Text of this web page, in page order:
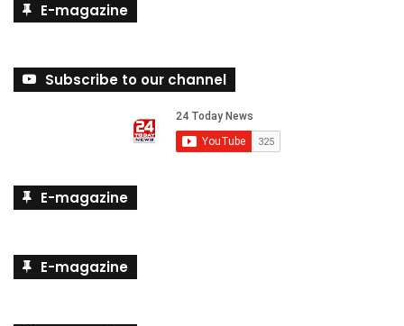
E-magazine
Subscribe to our channel
E-magazine
E-magazine